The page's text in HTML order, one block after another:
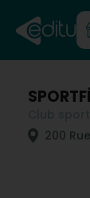
200